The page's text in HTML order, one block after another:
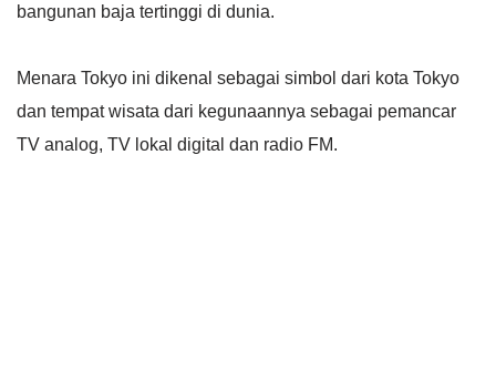
bangunan baja tertinggi di dunia.
Menara Tokyo ini dikenal sebagai simbol dari kota Tokyo
dan tempat wisata dari kegunaannya sebagai pemancar
TV analog, TV lokal digital dan radio FM.